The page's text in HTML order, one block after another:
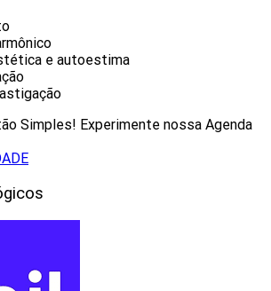
e autoestima
Simples! Experimente nossa Agenda